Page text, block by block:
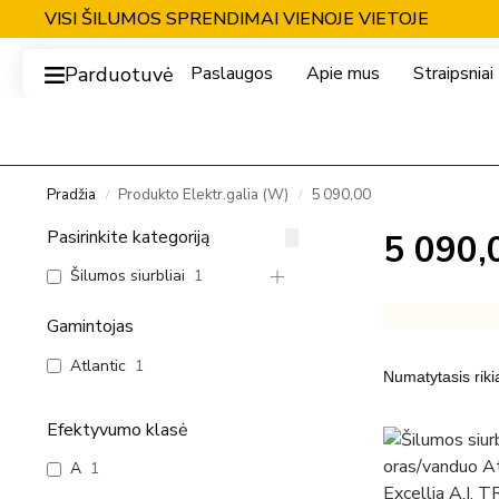
VISI ŠILUMOS SPRENDIMAI VIENOJE VIETOJE
Parduotuvė Paslaugos Apie mus Straipsniai
Pradžia / Produkto Elektr.galia (W) / 5 090,00
5
Pasirinkite kategoriją
Šilumos siurbliai 1
Gamintojas
Atlantic 1
Efektyvumo klasė
A 1